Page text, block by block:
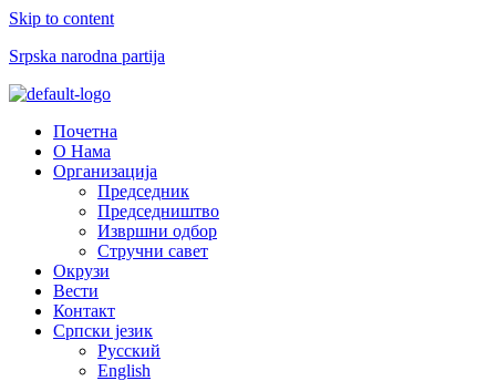
Skip to content
Srpska narodna partija
Menu
Почетна
О Нама
Организација
Председник
Председништво
Извршни одбор
Стручни савет
Окрузи
Вести
Контакт
Српски језик
Русский
English